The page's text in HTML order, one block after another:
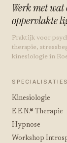
Werk met
oppervlakte
Praktijk voor
therapie,
kinesiologie in
SPECIALISATIES
Kinesiologie
E.E.N.® Therapie
Hypnose
Workshop